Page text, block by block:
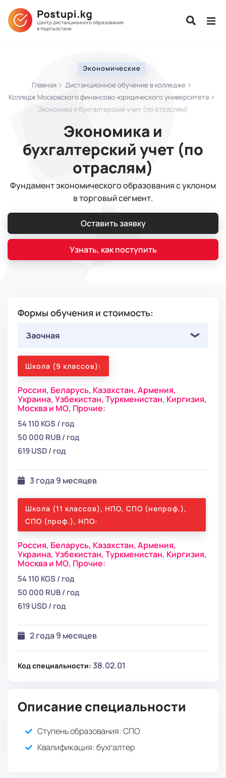
Экономические
Главная
Дистанционное обучение в колледже
Колледж Московского финансово-юридического университета
Экономика и бухгалтерский учет (по отраслям)
Экономика и
бухгалтерский учет (по
отраслям)
Фундамент экономического образования с уклоном
в торговый сегмент.
Оставить заявку
Узнать, как поступить
Формы обучения и стоимость:
Заочная
Школа (9 классов):
Россия, Беларусь, Казахстан, Армения,
Украина, Узбекистан, Туркменистан, Киргизия,
Москва и МО, Прочие:
54 110 KGS / год
50 000 RUB / год
619 USD / год
3 года 9 месяцев
Школа (11 классов), НПО, СПО (непроф.),
СПО (проф.), НПО:
Россия, Беларусь, Казахстан, Армения,
Украина, Узбекистан, Туркменистан, Киргизия,
Москва и МО, Прочие:
54 110 KGS / год
50 000 RUB / год
619 USD / год
2 года 9 месяцев
Код специальности: 38.02.01
Описание специальности
Ступень образования: СПО
Квалификация: бухгалтер